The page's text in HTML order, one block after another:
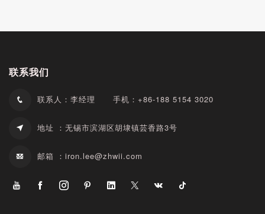
联系我们
联系人：李经理 手机：+86-188 5154 3020
地址 ：无锡市滨湖区胡埭镇芸香路3号
邮箱 ： iron.lee@zhwii.com